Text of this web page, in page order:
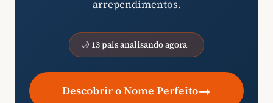
arrependimentos.
🌙 13 pais analisando agora
Descobrir o Nome Perfeito→